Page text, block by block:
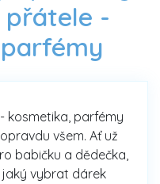
přátele -
kosmetika, parfémy
všem. Ať už
babičku a dědečka,
jaký vybrat dárek